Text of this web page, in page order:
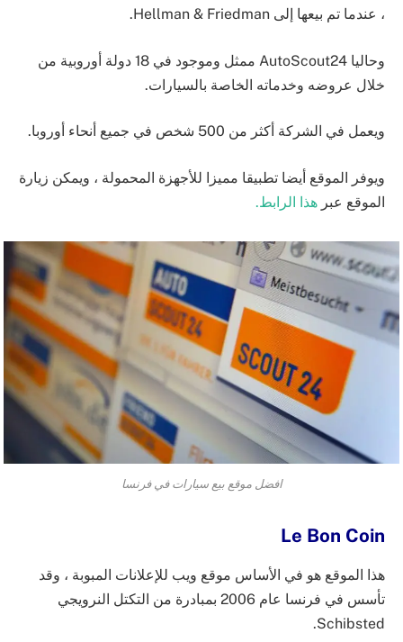
، عندما تم بيعها إلى Hellman & Friedman.
وحاليا AutoScout24 ممثل وموجود في 18 دولة أوروبية من
خلال عروضه وخدماته الخاصة بالسيارات.
ويعمل في الشركة أكثر من 500 شخص في جميع أنحاء أوروبا.
ويوفر الموقع أيضا تطبيقا مميزا للأجهزة المحمولة ، ويمكن زيارة
الموقع عبر هذا الرابط.
افضل موقع بيع سيارات في فرنسا
Le Bon Coin
هذا الموقع هو في الأساس موقع ويب للإعلانات المبوبة ، وقد
تأسس في فرنسا عام 2006 بمبادرة من التكتل النرويجي
Schibsted.